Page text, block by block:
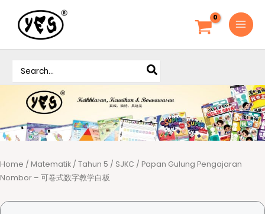
p
n
t
n
t
h
r
Home / Matematik / Tahun 5 / SJKC / Papan Gulung Pengajaran
Nombor – 可卷式数字教学白板